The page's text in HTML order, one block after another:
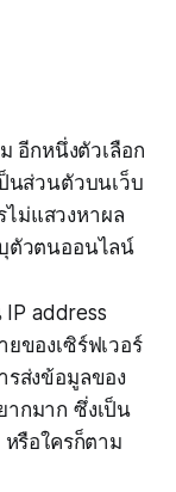
อีกหนึ่งตัวเลือก
นส่วนตัวบนเว็บ
ไม่แสวงหาผล
ตัวตนออนไลน์
address
ของเซิร์ฟเวอร์
รส่งข้อมูลของ
ากมาก ซึ่งเป็น
หรือใครก็ตาม